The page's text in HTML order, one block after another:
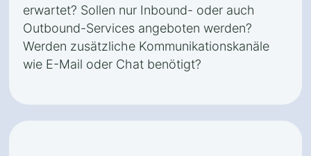
erwartet? Sollen nur Inbound- oder auch
Outbound-Services angeboten werden?
Werden zusätzliche Kommunikationskanäle
wie E-Mail oder Chat benötigt?